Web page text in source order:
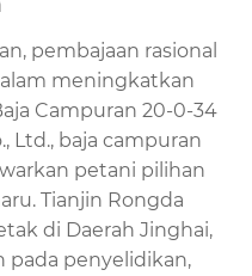
pembajaan rasional
meningkatkan
Campuran 20-0-34
Ltd., baja campuran
petani pilihan
Tianjin Rongda
di Daerah Jinghai,
pada penyelidikan,